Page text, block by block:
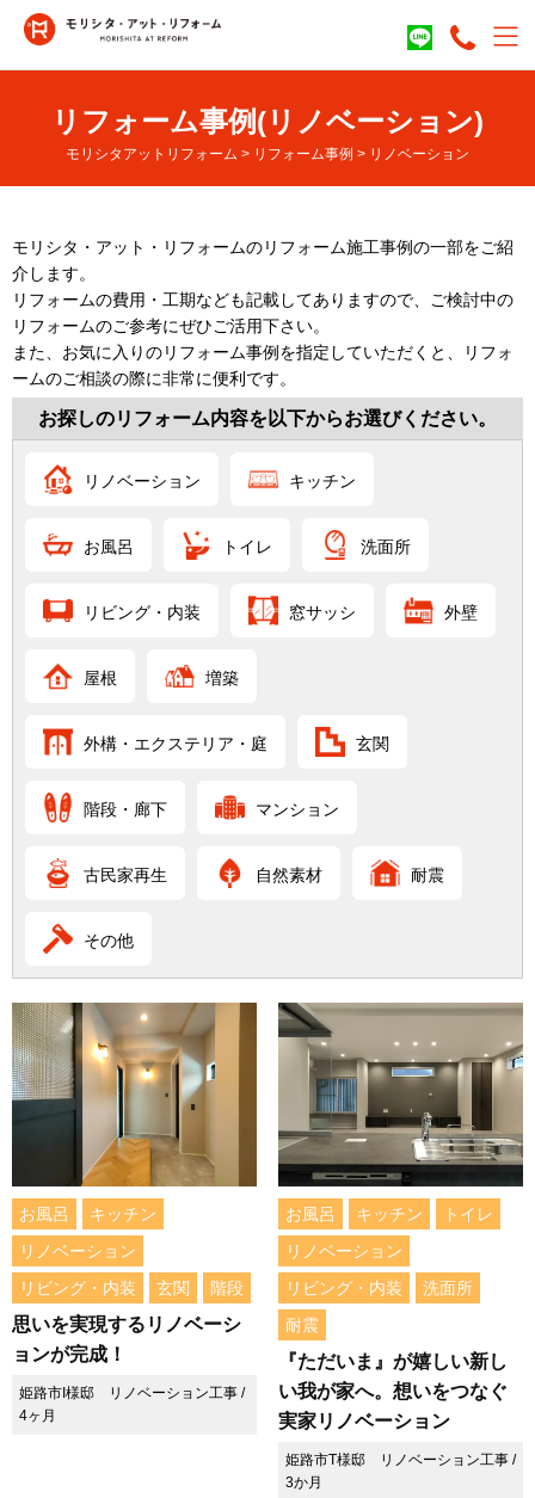
リフォーム事例(リノベーション)
モリシタアットリフォーム > リフォーム事例 > リノベーション
モリシタ・アット・リフォームのリフォーム施工事例の一部をご紹
介します。
リフォームの費用・工期なども記載してありますので、ご検討中の
リフォームのご参考にぜひご活用下さい。
また、お気に入りのリフォーム事例を指定していただくと、リフォ
ームのご相談の際に非常に便利です。
お探しのリフォーム内容を以下からお選びください。
リノベーション キッチン
お風呂 トイレ 洗面所
リビング・内装 窓サッシ 外壁
屋根 増築
外構・エクステリア・庭 玄関
階段・廊下 マンション
古民家再生 自然素材 耐震
その他
お風呂
キッチン
リノベーション
リビング・内装
玄関 階段
思いを実現するリノベーシ
ョンが完成！
姫路市I様邸 リノベーション工事 /
4ヶ月
お風呂 キッチン
トイレ
リノベーション
リビング・内装
洗面所
耐震
『ただいま』が嬉しい新し
い我が家へ。想いをつなぐ
実家リノベーション
姫路市T様邸 リノベーション工事 /
3か月